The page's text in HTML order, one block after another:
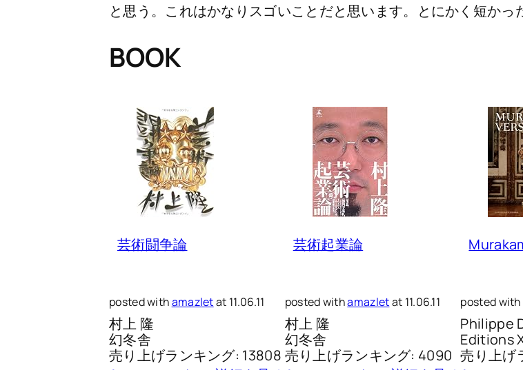
と思う。これはかなりスゴいことだと思います。とにかく短かっ
BOOK
芸術闘争論
posted withamazletat 11.06.11
村上 隆
幻冬舎
売り上げランキング: 13808
芸術起業論
posted withamazletat 11.06.11
村上 隆
幻冬舎
売り上げランキング: 4090
posted with
Philippe
Editions
売り上げ